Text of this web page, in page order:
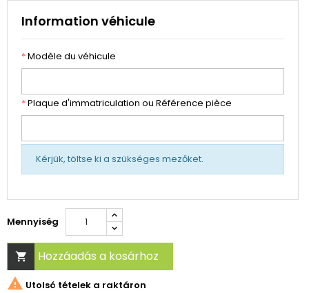
Information véhicule
*Modèle du véhicule
*Plaque d'immatriculation ou Référence pièce
Kérjük, töltse ki a szükséges mezőket.
Mennyiség
 Hozzáadás a kosárhoz
 Utolsó tételek a raktáron